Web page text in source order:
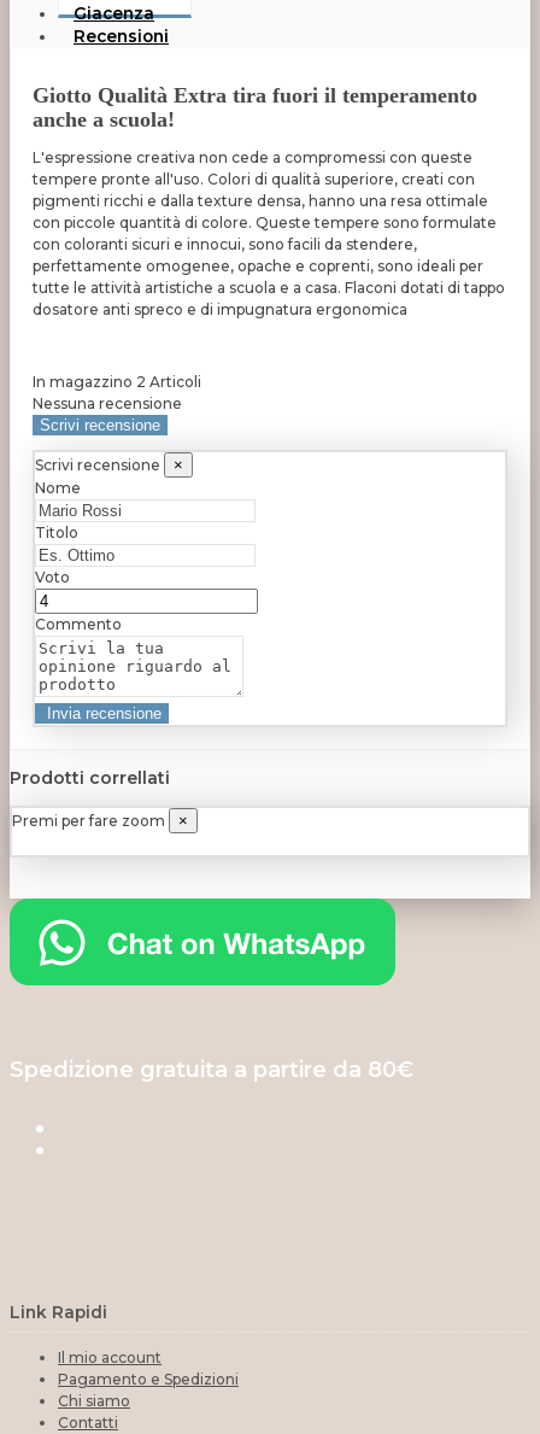
Giacenza
Recensioni
Giotto Qualità Extra tira fuori il temperamento
anche a scuola!
L'espressione creativa non cede a compromessi con queste
tempere pronte all'uso. Colori di qualità superiore, creati con
pigmenti ricchi e dalla texture densa, hanno una resa ottimale
con piccole quantità di colore. Queste tempere sono formulate
con coloranti sicuri e innocui, sono facili da stendere,
perfettamente omogenee, opache e coprenti, sono ideali per
tutte le attività artistiche a scuola e a casa. Flaconi dotati di tappo
dosatore anti spreco e di impugnatura ergonomica
In magazzino 2 Articoli
Nessuna recensione
Scrivi recensione
Scrivi recensione
×
Nome
Titolo
Voto
Commento
Prodotti correllati
Premi per fare zoom ×
Spedizione gratuita a partire da 80€
Link Rapidi
Il mio account
Pagamento e Spedizioni
Chi siamo
Contatti